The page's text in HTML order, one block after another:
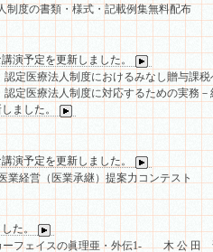
制度の書類・様式・記載例集無料配布
演予定を更新しました。
定医療法人制度におけるみなし贈与課税
定医療法人制度に対応するための実務
ました。
演予定を更新しました。
業経営（医業承継）提案力コンテスト
た。
ーフェイスの眞理亜・外伝1- 木 公 田